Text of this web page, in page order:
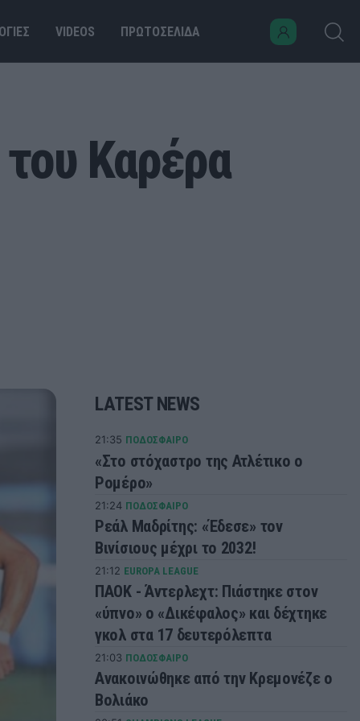
VIDEOS ΠΡΩΤΟΣΕΛΙΔΑ
Καρέρα
LATEST NEWS
21:35 ΠΟΔΟΣΦΑΙΡΟ
«Στο στόχαστρο της Ατλέτικο ο
Ρομέρο»
21:24 ΠΟΔΟΣΦΑΙΡΟ
Ρεάλ Μαδρίτης: «Έδεσε» τον
Βινίσιους μέχρι το 2032!
21:12 EUROPA LEAGUE
ΠΑΟΚ - Άντερλεχτ: Πιάστηκε στον
«ύπνο» ο «Δικέφαλος» και δέχτηκε
γκολ στα 17 δευτερόλεπτα
21:03 ΠΟΔΟΣΦΑΙΡΟ
Ανακοινώθηκε από την Κρεμονέζε ο
Βολιάκο